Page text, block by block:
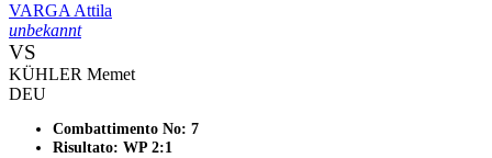
VARGA Attila
unbekannt
VS
KÜHLER Memet
DEU
Combattimento No: 7
Risultato: WP 2:1